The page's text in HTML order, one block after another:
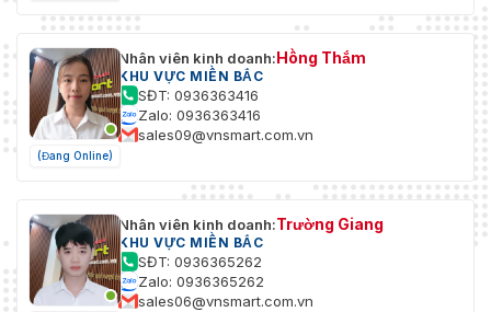
(Đang Online)
Nhân viên kinh doanh:Hồng Thắm
KHU VỰC MIỀN BẮC
SĐT: 0936363416
Zalo: 0936363416
sales09@vnsmart.com.vn
Nhân viên kinh doanh:Trường Giang
KHU VỰC MIỀN BẮC
SĐT: 0936365262
Zalo: 0936365262
sales06@vnsmart.com.vn